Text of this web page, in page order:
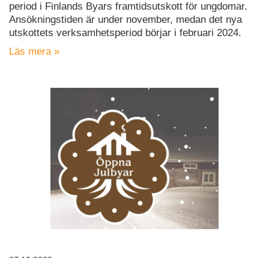
period i Finlands Byars framtidsutskott för ungdomar.
Ansökningstiden är under november, medan det nya
utskottets verksamhetsperiod börjar i februari 2024.
Läs mera »